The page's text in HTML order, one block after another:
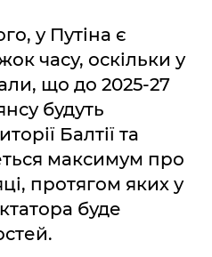
у Путіна є
часу, оскільки у
що до 2025-27
будуть
Балтії та
максимум про
протягом яких у
буде